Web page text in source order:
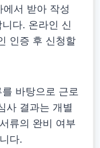
서 받아 작성
다. 온라인 신
인증 후 신청할
바탕으로 근로
사 결과는 개별
류의 완비 여부
다.